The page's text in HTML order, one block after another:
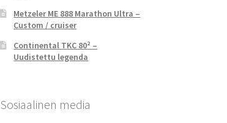
Metzeler ME 888 Marathon Ultra –
Custom / cruiser
Continental TKC 80² –
Uudistettu legenda
Sosiaalinen media